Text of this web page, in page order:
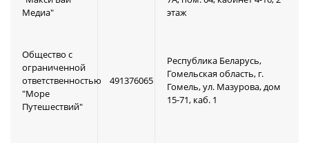
Медиа"
этаж
Общество с
ограниченной
ответственностью
"Море
Путешествий"
491376065
Республика Беларусь,
Гомельская область, г.
Гомель, ул. Мазурова, дом
15-71, каб. 1